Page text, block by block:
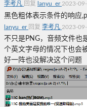
李考凡 回复 lanyu_er 2023-
黑色粗体表示条件的响应
lanyu_er 回复 李考凡 2023-
不只是PNG，音频文件也
个英文字母的情况下也会
好一阵也没解决这个问题